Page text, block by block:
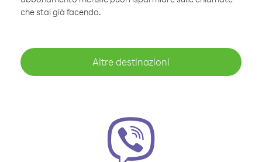
che stai già facendo.
Altre destinazioni